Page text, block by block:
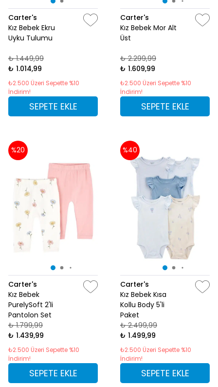
Carter's
Kız Bebek Ekru
Uyku Tulumu
₺ 1.449,99
₺ 1.014,99
₺2.500 Üzeri Sepette %10
İndirim!
SEPETE EKLE
Carter's
Kız Bebek Mor Alt
Üst
₺ 2.299,99
₺ 1.609,99
₺2.500 Üzeri Sepette %10
İndirim!
SEPETE EKLE
%20
Carter's
Kız Bebek
PurelySoft 2'li
Pantolon Set
₺ 1.799,99
₺ 1.439,99
₺2.500 Üzeri Sepette %10
İndirim!
SEPETE EKLE
%40
Carter's
Kız Bebek Kısa
Kollu Body 5'li
Paket
₺ 2.499,99
₺ 1.499,99
₺2.500 Üzeri Sepette %10
İndirim!
SEPETE EKLE